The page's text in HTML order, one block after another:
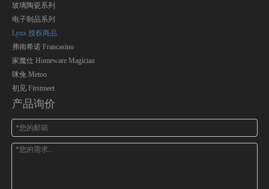
玻璃陶瓷系列
电子制品系列
Lynx 授权商品
弗南希诺 Francasino
家魔仕 Homeware Magician
咪兔 Metoo
初见 Firstmeet
产品询价